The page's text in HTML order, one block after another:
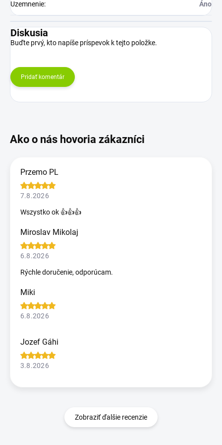
Uzemnenie: Áno
Diskusia
Buďte prvý, kto napíše príspevok k tejto položke.
Pridať komentár
Przemo PL
7.8.2026
Wszystko ok 👍👍👍
Miroslav Mikolaj
6.8.2026
Rýchle doručenie, odporúcam.
Miki
6.8.2026
Jozef Gáhi
3.8.2026
Zobraziť ďalšie recenzie